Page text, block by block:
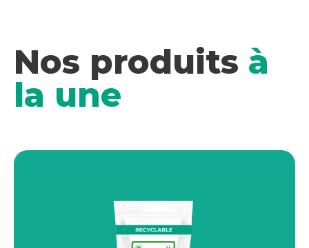
Nos produits à
la une